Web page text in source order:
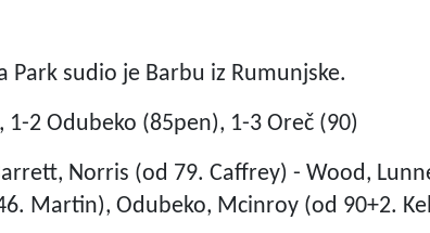
Park sudio je Barbu iz Rumunjske.
2 Odubeko (85pen), 1-3 Oreč (90)
Norris (od 79. Caffrey) - Wood,
Martin), Odubeko, Mcinroy (od 90+2.